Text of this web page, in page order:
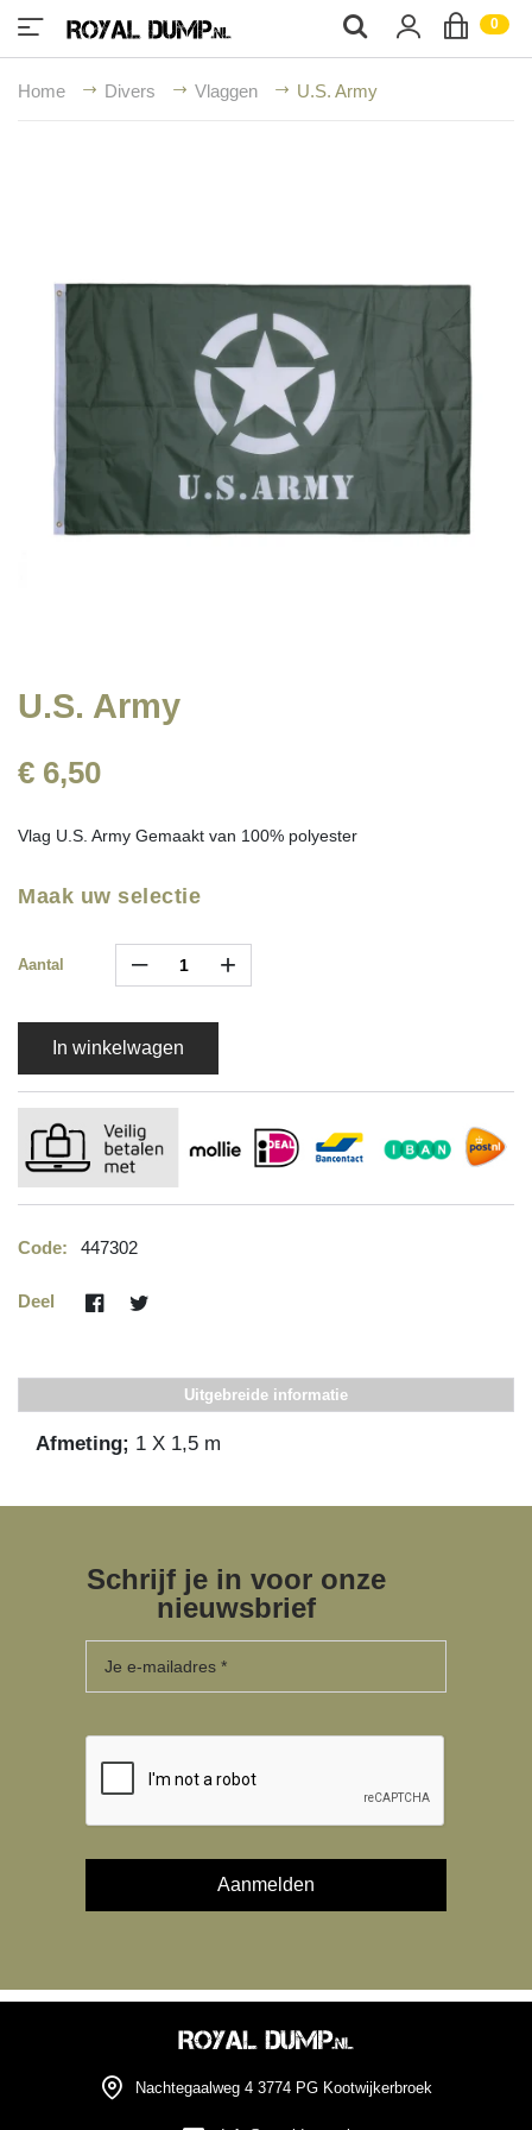
0;
Home Divers Vlaggen U.S. Army
U.S. Army
€ 6,50
Vlag U.S. Army Gemaakt van 100% polyester
Maak uw selectie
Aantal – +
In winkelwagen
Code: 447302
Deel
Uitgebreide informatie
Afmeting; 1 X 1,5 m
Schrijf je in voor onze
nieuwsbrief
Nachtegaalweg 4 3774 PG Kootwijkerbroek